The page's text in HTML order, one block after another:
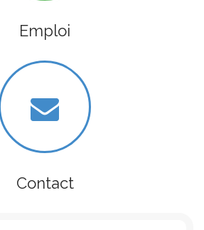
Emploi
Contact